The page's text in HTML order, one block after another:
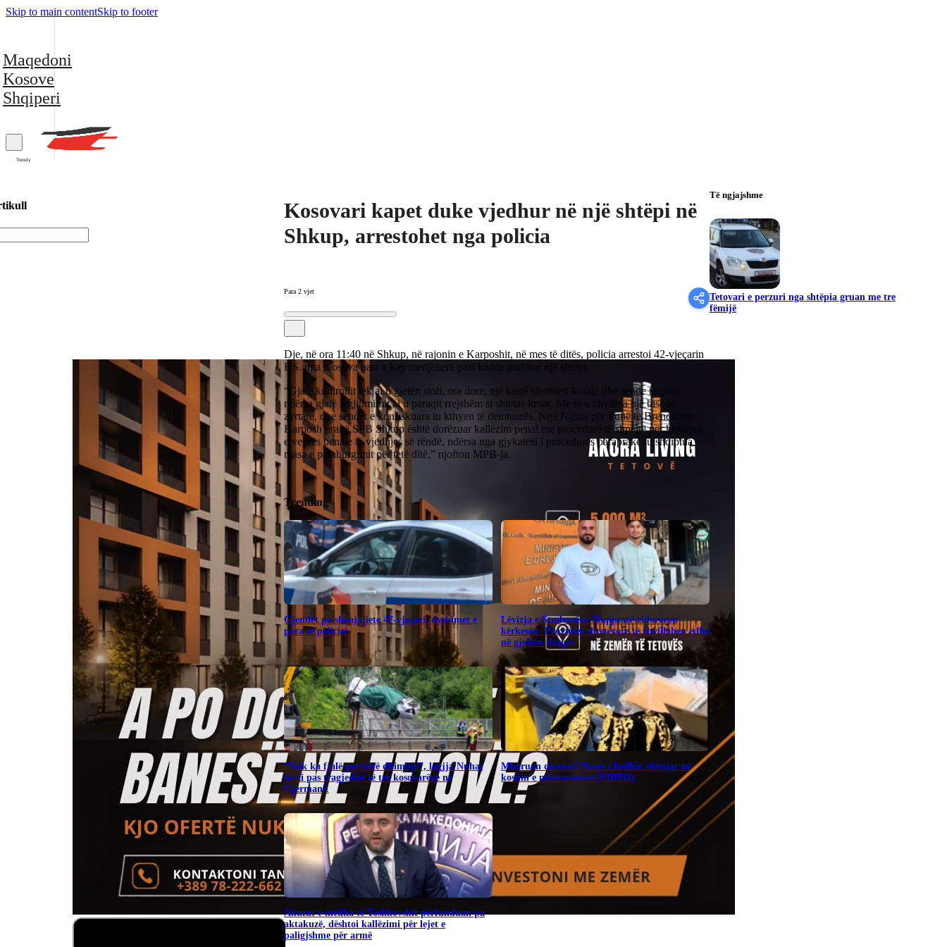
Skip to main contentSkip to footer
Maqedoni
Kosove
Shqiperi
Trendy
Kosovari kapet duke vjedhur në një shtëpi në
Shkup, arrestohet nga policia
Para 2 vjet
Dje, në ora 11:40 në Shkup, në rajonin e Karposhit, në mes të ditës, policia arrestoi 42-vjeçarin
F.S. nga Kosova pasi u kap menjëherë pasi kishte grabitur një shtëpi.
“Gjatë kontrollit tek ai u gjetën stoli, ora dore, një kartë identiteti kroate dhe sende të tjera,
ndërsa gjatë legjitimimit ai u paraqit rrejshëm si shtetas kroat. Me të u zhvillua një bisedë
zyrtare, dhe sendet e konfiskuara iu kthyen të dëmtuarës. Nga Njësia për Punë të Brendshme
Karposh pranë SPB Shkup është dorëzuar kallëzim penal me procedurë të shpejtë për kryerjen
e veprës penale të vjedhjes së rëndë, ndërsa nga gjykatësi i procedurës paraprake iu shqiptua
masa e paraburgimit për tetë ditë,” njofton MPB-ja.
Trending
Gjendet pa shenja jete 47-vjeçari, dyshimet e
para të policisë
Lëvizja e Studentëve Shqiptarë ridorëzon
kërkesën: Provimet shtetërore të zhvillohen edhe
në gjuhën shqipe
“Nuk ka fjalë për këtë dhimbje”, lagjja Nuhaj
në zi pas tragjedisë së tre kosovarëve në
Gjermani!
Mbaruan dasmat! Nuset i hedhin dimijat në
koshin e mbeturinave (VIDEO)
Akuzat e mëdha të Toshkovskit përfunduan pa
aktakuzë, dështoi kallëzimi për lejet e
paligjshme për armë
Të ngjajshme
Tetovari e perzuri nga shtëpia gruan me tre
fëmijë